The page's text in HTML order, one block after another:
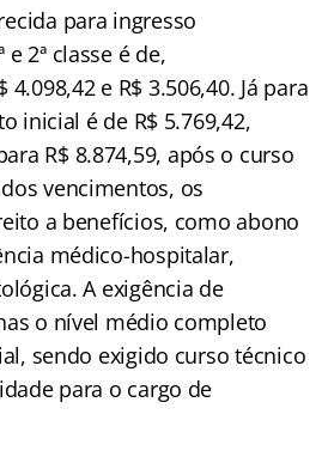
para ingresso
2ª classe é de,
e R$ 3.506,40. Já para
inicial é de R$ 5.769,42,
R$ 8.874,59, após o curso
vencimentos, os
a benefícios, como abono
médico-hospitalar,
A exigência de
o nível médio completo
sendo exigido curso técnico
para o cargo de